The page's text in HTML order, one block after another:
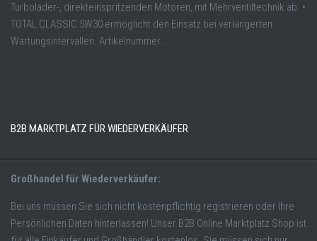
Turbolader-, direkteinspritzenden Motoren, mit Mehrventiltechnik ab. •
TOTAL CLASSIC 5W30 ermöglicht den Einsatz bei verlängerten
Wartungsintervallen. Artikelnummer ...
B2B MARKTPLATZ FÜR WIEDERVERKÄUFER
Großhandel für Wiederverkäufer:
Bei uns müssen Sie sich nicht kostenpflichtig registrieren oder Ihre
Persönlichen Daten hinterlassen! Unser B2B Online Marktplatz Shop ist